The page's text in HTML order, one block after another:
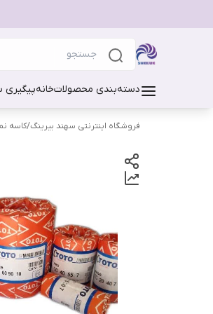
دسته‌بندی محصولاتخانه
فروشگاه اینترنتی سهند بیرینگ/کاسه